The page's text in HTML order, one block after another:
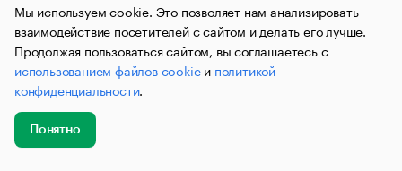
© АО «РОСБИЗНЕСКОНСАЛТИНГ»,1995–2026.Сообщения
и материалы информационного агентства «РБК»
(зарегистрировано Федеральной службой по надзору в сфере
связи, информационных технологий и массовых
коммуникаций (Роскомнадзор) 09.12.2015 за номером ИА
№ФС77-63848) сопровождаются пометкой «РБК». Отдельные
публикации могут содержать информацию,
не предназначенную для пользователей
до 18 лет.
Мы используем cookie. Это позволяет нам анализировать
взаимодействие посетителей с сайтом и делать его лучше.
Продолжая пользоваться сайтом, вы соглашаетесь с
использованием файлов cookieи политикой
конфиденциальности.
Понятно